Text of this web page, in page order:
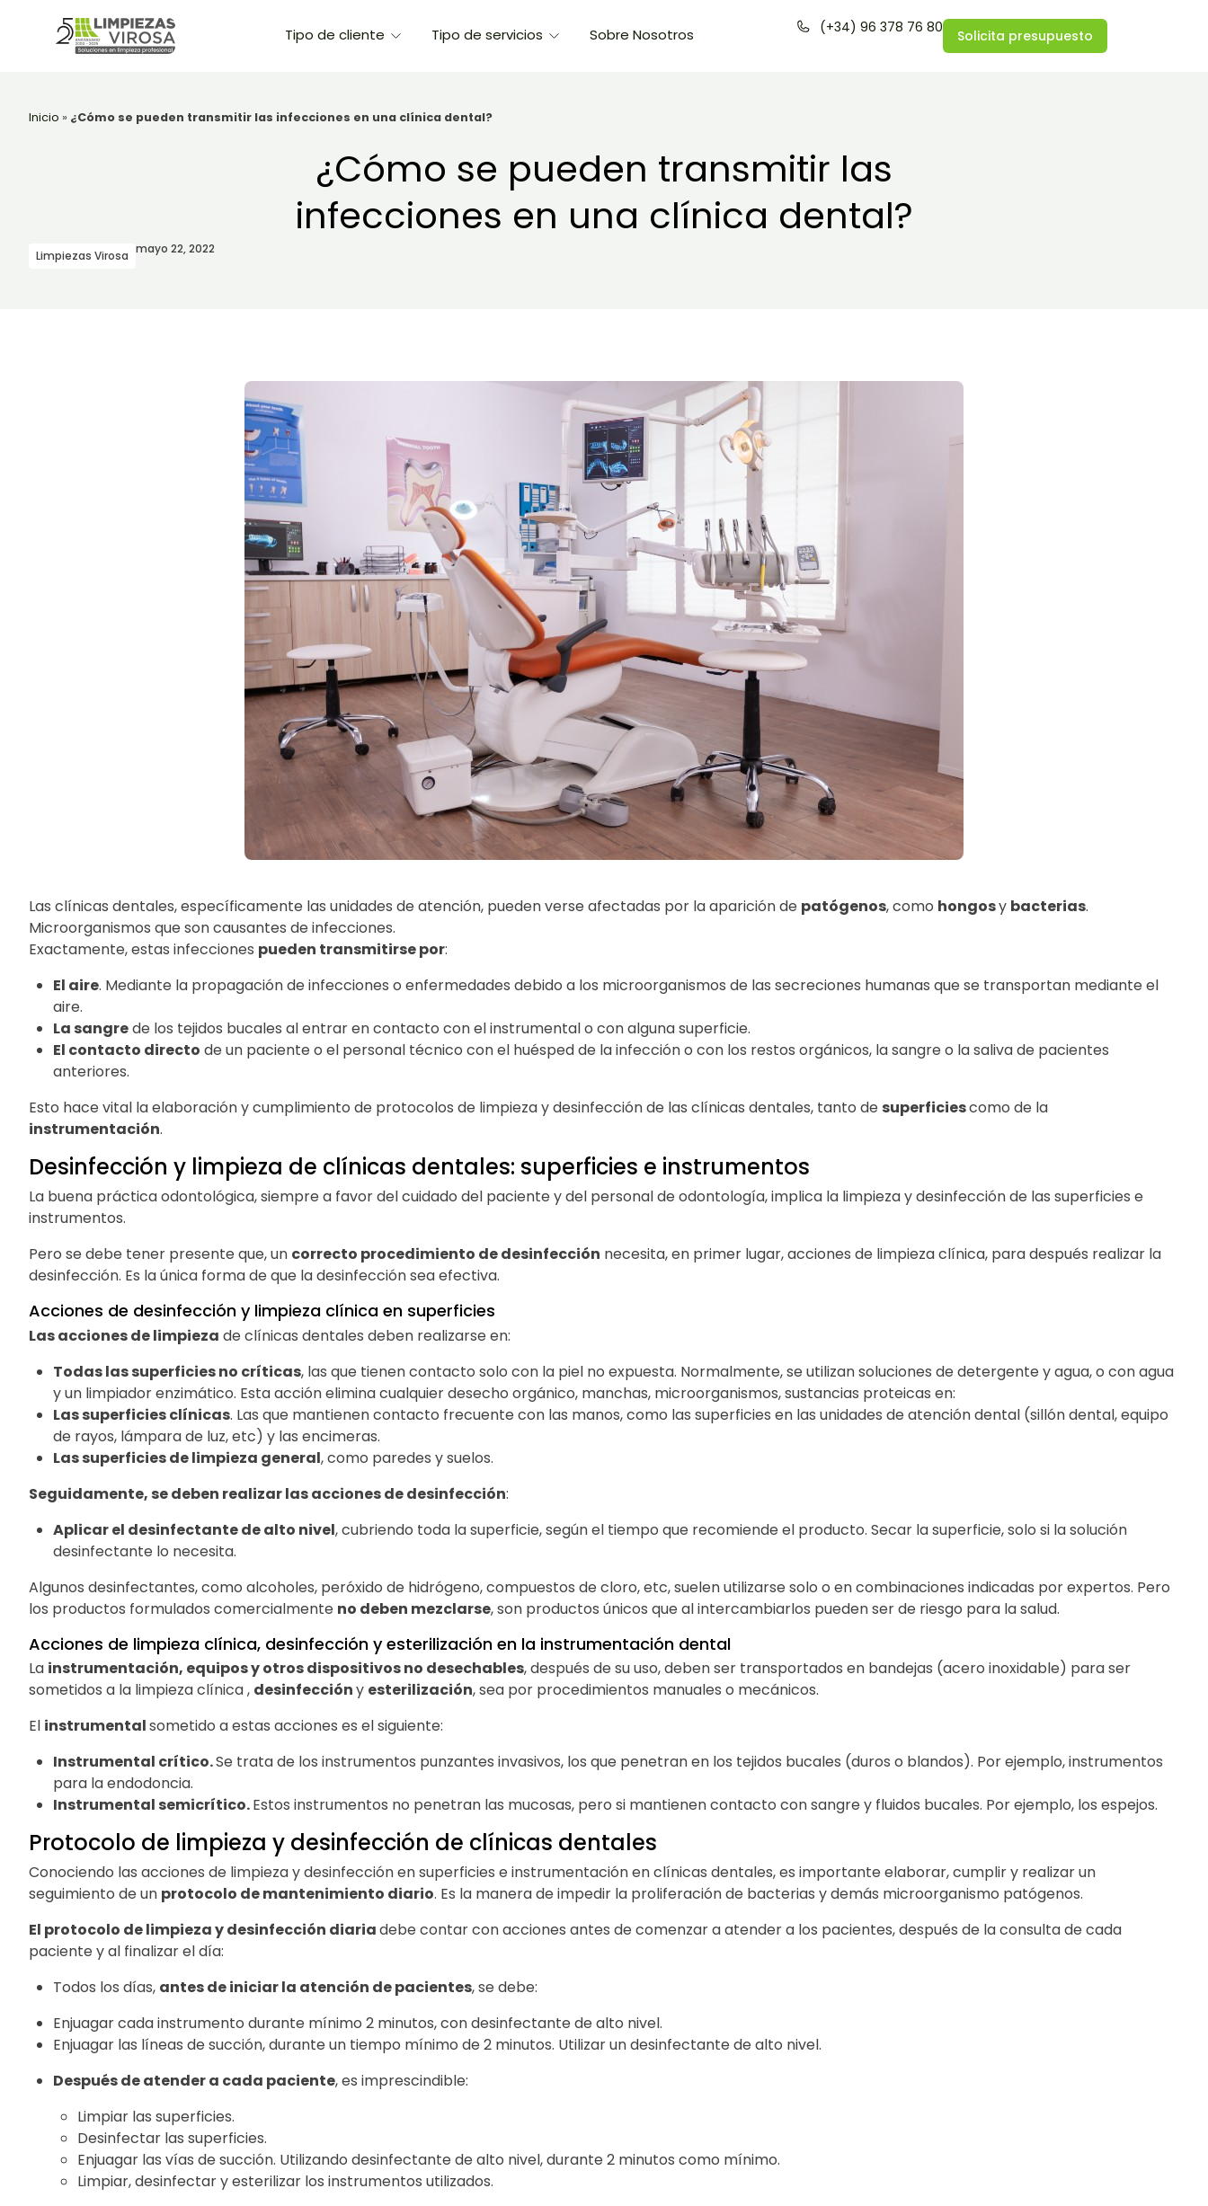
Tipo de cliente Tipo de servicios Sobre Nosotros (+34) 96 378 76 80
Solicita presupuesto
Inicio » ¿Cómo se pueden transmitir las infecciones en una clínica dental?
¿Cómo se pueden transmitir las
infecciones en una clínica dental?
Limpiezas Virosa mayo 22, 2022
Las clínicas dentales, específicamente las unidades de atención, pueden verse afectadas por la aparición de patógenos, como hongosy bacterias.
Microorganismos que son causantes de infecciones.
Exactamente, estas infecciones pueden transmitirse por:
El aire. Mediante la propagación de infecciones o enfermedades debido a los microorganismos de las secreciones humanas que se transportan mediante el
aire.
La sangrede los tejidos bucales al entrar en contacto con el instrumental o con alguna superficie.
El contacto directo de un paciente o el personal técnico con el huésped de la infección o con los restos orgánicos, la sangre o la saliva de pacientes
anteriores.
Esto hace vital la elaboración y cumplimiento de protocolos de limpieza y desinfección de las clínicas dentales, tanto de superficiescomo de la
instrumentación.
Desinfección y limpieza de clínicas dentales: superficies e instrumentos
La buena práctica odontológica, siempre a favor del cuidado del paciente y del personal de odontología, implica la limpieza y desinfección de las superficies e
instrumentos.
Pero se debe tener presente que, un correcto procedimiento de desinfección necesita, en primer lugar, acciones de limpieza clínica, para después realizar la
desinfección. Es la única forma de que la desinfección sea efectiva.
Acciones de desinfección y limpieza clínica en superficies
Las acciones de limpieza de clínicas dentales deben realizarse en:
Todas las superficies no críticas, las que tienen contacto solo con la piel no expuesta. Normalmente, se utilizan soluciones de detergente y agua, o con agua
y un limpiador enzimático. Esta acción elimina cualquier desecho orgánico, manchas, microorganismos, sustancias proteicas en:
Las superficies clínicas. Las que mantienen contacto frecuente con las manos, como las superficies en las unidades de atención dental (sillón dental, equipo
de rayos, lámpara de luz, etc) y las encimeras.
Las superficies de limpieza general, como paredes y suelos.
Seguidamente, se deben realizar las acciones de desinfección:
Aplicar el desinfectante de alto nivel, cubriendo toda la superficie, según el tiempo que recomiende el producto. Secar la superficie, solo si la solución
desinfectante lo necesita.
Algunos desinfectantes, como alcoholes, peróxido de hidrógeno, compuestos de cloro, etc, suelen utilizarse solo o en combinaciones indicadas por expertos. Pero
los productos formulados comercialmente no deben mezclarse, son productos únicos que al intercambiarlos pueden ser de riesgo para la salud.
Acciones de limpieza clínica, desinfección y esterilización en la instrumentación dental
La instrumentación, equipos y otros dispositivos no desechables, después de su uso, deben ser transportados en bandejas (acero inoxidable) para ser
sometidos a la limpieza clínica , desinfeccióny esterilización, sea por procedimientos manuales o mecánicos.
El instrumentalsometido a estas acciones es el siguiente:
Instrumental crítico.Se trata de los instrumentos punzantes invasivos, los que penetran en los tejidos bucales (duros o blandos). Por ejemplo, instrumentos
para la endodoncia.
Instrumental semicrítico.Estos instrumentos no penetran las mucosas, pero si mantienen contacto con sangre y fluidos bucales. Por ejemplo, los espejos.
Protocolo de limpieza y desinfección de clínicas dentales
Conociendo las acciones de limpieza y desinfección en superficies e instrumentación en clínicas dentales, es importante elaborar, cumplir y realizar un
seguimiento de un protocolo de mantenimiento diario. Es la manera de impedir la proliferación de bacterias y demás microorganismo patógenos.
El protocolo de limpieza y desinfección diariadebe contar con acciones antes de comenzar a atender a los pacientes, después de la consulta de cada
paciente y al finalizar el día:
Todos los días, antes de iniciar la atención de pacientes, se debe:
Enjuagar cada instrumento durante mínimo 2 minutos, con desinfectante de alto nivel.
Enjuagar las líneas de succión, durante un tiempo mínimo de 2 minutos. Utilizar un desinfectante de alto nivel.
Después de atender a cada paciente, es imprescindible:
Limpiar las superficies.
Desinfectar las superficies.
Enjuagar las vías de succión. Utilizando desinfectante de alto nivel, durante 2 minutos como mínimo.
Limpiar, desinfectar y esterilizar los instrumentos utilizados.